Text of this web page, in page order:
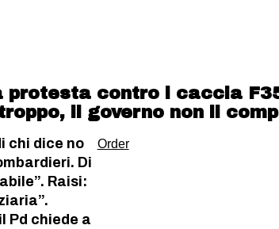
protesta contro i caccia
il governo non li
chi dice no
Di
Raisi:
Pd chiede a
Order